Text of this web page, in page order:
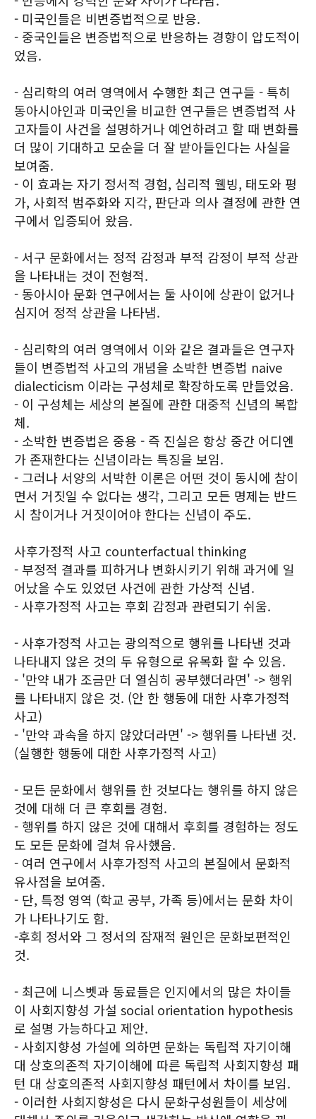
- 미국인들은 비변증법적으로 반응.
- 중국인들은 변증법적으로 반응하는 경향이 압도적이
었음.
- 심리학의 여러 영역에서 수행한 최근 연구들 - 특히
동아시아인과 미국인을 비교한 연구들은 변증법적 사
고자들이 사건을 설명하거나 예언하려고 할 때 변화를
더 많이 기대하고 모순을 더 잘 받아들인다는 사실을
보여줌.
- 이 효과는 자기 정서적 경험, 심리적 웰빙, 태도와 평
가, 사회적 범주화와 지각, 판단과 의사 결정에 관한 연
구에서 입증되어 왔음.
- 서구 문화에서는 정적 감정과 부적 감정이 부적 상관
을 나타내는 것이 전형적.
- 동아시아 문화 연구에서는 둘 사이에 상관이 없거나
심지어 정적 상관을 나타냄.
- 심리학의 여러 영역에서 이와 같은 결과들은 연구자
들이 변증법적 사고의 개념을 소박한 변증법 naive
dialecticism 이라는 구성체로 확장하도록 만들었음.
- 이 구성체는 세상의 본질에 관한 대중적 신념의 복합
체.
- 소박한 변증법은 중용 - 즉 진실은 항상 중간 어디엔
가 존재한다는 신념이라는 특징을 보임.
- 그러나 서양의 서박한 이론은 어떤 것이 동시에 참이
면서 거짓일 수 없다는 생각, 그리고 모든 명제는 반드
시 참이거나 거짓이어야 한다는 신념이 주도.
사후가정적 사고 counterfactual thinking
- 부정적 결과를 피하거나 변화시키기 위해 과거에 일
어났을 수도 있었던 사건에 관한 가상적 신념.
- 사후가정적 사고는 후회 감정과 관련되기 쉬움.
- 사후가정적 사고는 광의적으로 행위를 나타낸 것과
나타내지 않은 것의 두 유형으로 유목화 할 수 있음.
- '만약 내가 조금만 더 열심히 공부했더라면' -> 행위
를 나타내지 않은 것. (안 한 행동에 대한 사후가정적
사고)
- '만약 과속을 하지 않았더라면' -> 행위를 나타낸 것.
(실행한 행동에 대한 사후가정적 사고)
- 모든 문화에서 행위를 한 것보다는 행위를 하지 않은
것에 대해 더 큰 후회를 경험.
- 행위를 하지 않은 것에 대해서 후회를 경험하는 정도
도 모든 문화에 걸쳐 유사했음.
- 여러 연구에서 사후가정적 사고의 본질에서 문화적
유사점을 보여줌.
- 단, 특정 영역 (학교 공부, 가족 등)에서는 문화 차이
가 나타나기도 함.
-후회 정서와 그 정서의 잠재적 원인은 문화보편적인
것.
- 최근에 니스벳과 동료들은 인지에서의 많은 차이들
이 사회지향성 가설 social orientation hypothesis
로 설명 가능하다고 제안.
- 사회지향성 가설에 의하면 문화는 독립적 자기이해
대 상호의존적 자기이해에 따른 독립적 사회지향성 패
턴 대 상호의존적 사회지향성 패턴에서 차이를 보임.
- 이러한 사회지향성은 다시 문화구성원들이 세상에